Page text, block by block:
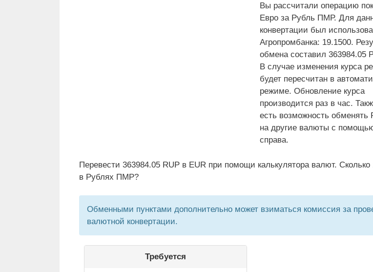
Вы рассчитали операцию
Евро за Рубль ПМР. Для
конвертации был
Агропромбанка: 19.1500.
обмена составил 363984.05
В случае изменения курса
будет пересчитан в
режиме. Обновление курса
производится раз в час.
есть возможность
на другие валюты с
справа.
Перевести 363984.05 RUP в EUR при помощи калькулятора валют. Сколько
в Рублях ПМР?
Обменными пунктами дополнительно может взиматься комиссия за
валютной конвертации.
Требуется